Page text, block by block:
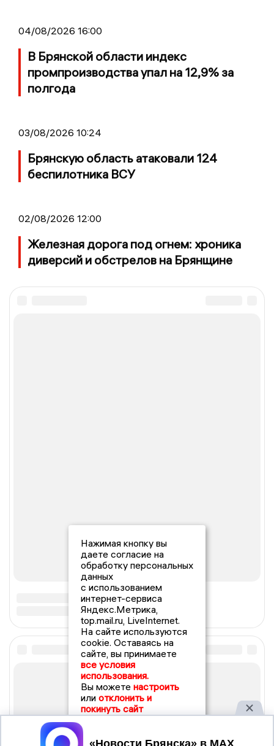
04/08/2026 16:00
В Брянской области индекс
промпроизводства упал на 12,9% за
полгода
03/08/2026 10:24
Брянскую область атаковали 124
беспилотника ВСУ
02/08/2026 12:00
Железная дорога под огнем: хроника
диверсий и обстрелов на Брянщине
Нажимая кнопку вы
даете согласие на
обработку персональных
данных
с использованием
интернет-сервиса
Яндекс.Метрика,
top.mail.ru, LiveInternet.
На сайте используются
cookie. Оставаясь на
сайте, вы принимаете
все условия
использования.
Вы можете настроить
или отклонить и
покинуть сайт
Принять